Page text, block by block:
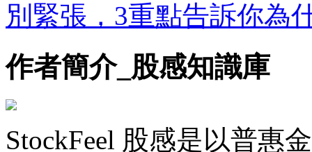
別緊張，3重點告訴你為
作者簡介_股感知識庫
StockFeel 股感是以普惠